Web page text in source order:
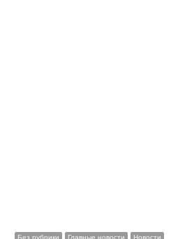
Без рубрики Главные новости Новости